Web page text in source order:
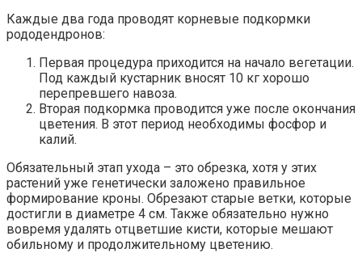
Каждые два года проводят корневые подкормки
рододендронов:
Первая процедура приходится на начало вегетации.
Под каждый кустарник вносят 10 кг хорошо
перепревшего навоза.
Вторая подкормка проводится уже после окончания
цветения. В этот период необходимы фосфор и
калий.
Обязательный этап ухода – это обрезка, хотя у этих
растений уже генетически заложено правильное
формирование кроны. Обрезают старые ветки, которые
достигли в диаметре 4 см. Также обязательно нужно
вовремя удалять отцветшие кисти, которые мешают
обильному и продолжительному цветению.